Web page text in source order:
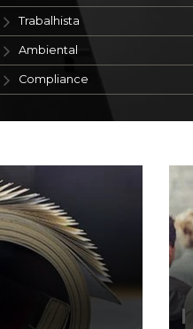
Trabalhista
Ambiental
Compliance